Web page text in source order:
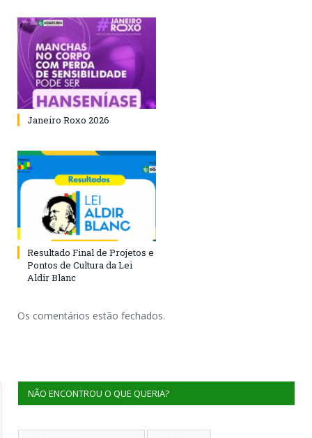
Janeiro Roxo 2026
Resultado Final de Projetos e
Pontos de Cultura da Lei
Aldir Blanc
Os comentários estão fechados.
NÃO ENCONTROU O QUE QUERIA?